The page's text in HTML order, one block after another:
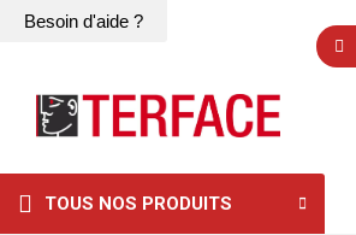
Besoin d'aide ?
TOUS NOS PRODUITS